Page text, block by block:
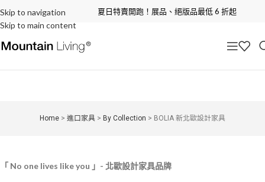
Skip to navigation
Skip to main content
夏日特賣開跑！展品、絕版品最低 6 折起
Home> 進口家具> By Collection > BOLIA 新北歐設計家具
「 No one lives like you 」- 北歐設計家具品牌